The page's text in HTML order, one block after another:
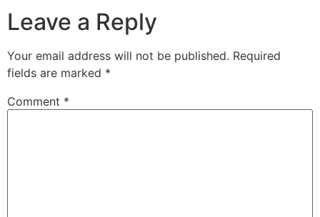
Leave a Reply
Your email address will not be published. Required
fields are marked *
Comment *